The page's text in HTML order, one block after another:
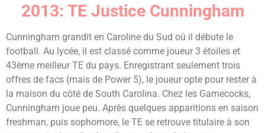
2013: TE Justice Cunningham
Cunningham grandit en Caroline du Sud où il débute le
football. Au lycée, il est classé comme joueur 3 étoiles et
43ème meilleur TE du pays. Enregistrant seulement trois
offres de facs (mais de Power 5), le joueur opte pour rester à
la maison du côté de South Carolina. Chez les Gamecocks,
Cunningham joue peu. Après quelques apparitions en saison
freshman, puis sophomore, le TE se retrouve titulaire à son